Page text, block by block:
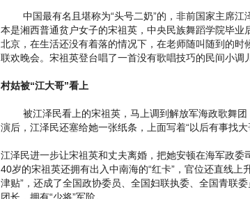
中国最有名且堪称为“头号二奶”的，非前国家主席江
本是湘西普通贫户女子的宋祖英，中央民族舞蹈学院毕
北京，在生活还没有着落的情况下，在老师随叫随到的
联欢晚会。宋祖英登台唱了一首没有歌唱技巧的民间小调
村姑被“江大哥”看上
被江泽民看上的宋祖英，马上调到解放军海政歌舞团
演后，江泽民还塞给她一张纸条，上面写着“以后有事找大
江泽民进一步让宋祖英和丈夫离婚，把她安顿在海军政
40岁的宋祖英还拥有出入中南海的“红卡”，官位还直线
津贴”，还成了全国政协委员、全国妇联执委、全国青联